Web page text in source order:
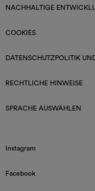
NACHHALTIGE
COOKIES
DATENSCHUTZPOLITIK
RECHTLICHE HINWEISE
SPRACHE AUSWÄHLEN
Instagram
Facebook